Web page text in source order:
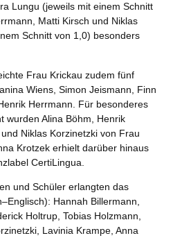
Lungu (jeweils mit einem Schnitt
Matti Kirsch und Niklas
Schnitt von 1,0) besonders
Frau Krickau zudem fünf
Wiens, Simon Jeismann, Finn
Herrmann. Für besonderes
wurden Alina Böhm, Henrik
Niklas Korzinetzki von Frau
Krotzek erhielt darüber hinaus
CertiLingua.
und Schüler erlangten das
Hannah Billermann,
Holtrup, Tobias Holzmann,
Lavinia Krampe, Anna